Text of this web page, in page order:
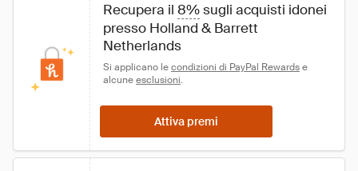
Recupera il 8% sugli acquisti idonei
presso Holland & Barrett
Netherlands
Si applicano le condizioni di PayPal Rewards e
alcune esclusioni.
Attiva premi